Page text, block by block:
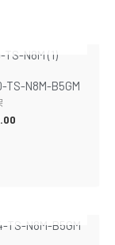
TS-N8M-B5GM